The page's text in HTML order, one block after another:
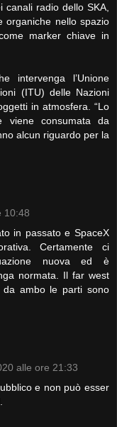
radio dello SKA,
organiche nello spazio
marker chiave in
intervenga l’Unione
(ITU) delle Nazioni
in atmosfera. “Lo
viene consumata da
alcun riguardo per la
10:48
in passato e SpaceX
Certamente ci
nuova ed è
normata. Il far west
da ambo le parti sono
alle ore 21:33
e non può esser